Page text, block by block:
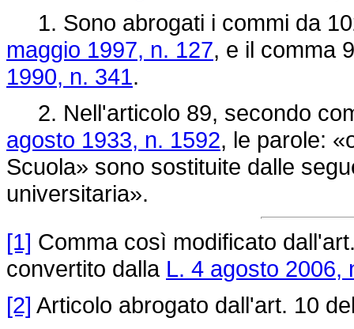
1. Sono abrogati i commi da
maggio 1997, n. 127, e il comma
1990, n. 341.
2. Nell'articolo 89, secondo
agosto 1933, n. 1592, le parole:
Scuola» sono sostituite dalle
universitaria».
[1] Comma così modificato
convertito dalla L. 4 agosto 2006,
[2] Articolo abrogato dall'art. 10